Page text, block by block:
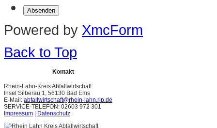
Powered by XmcForm
Back to Top
Kontakt
Rhein-Lahn-Kreis Abfallwirtschaft
Insel Silberau 1, 56130 Bad Ems
E-Mail: abfallwirtschaft@rhein-lahn.rlp.de
SERVICE-TELEFON: 02603 972 301
Impressum
Datenschutz